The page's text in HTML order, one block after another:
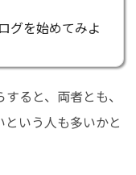
グを始めてみよ
ると、両者とも、
いう人も多いかと